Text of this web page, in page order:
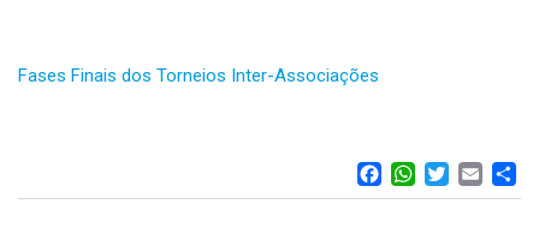
Fases Finais dos Torneios Inter-Associações